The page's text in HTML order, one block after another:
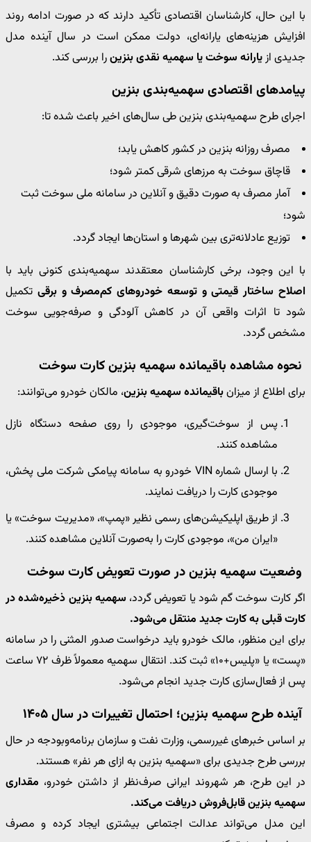
با این حال، کارشناسان اقتصادی تأکید دارند که در صورت ادامه روند
افزایش هزینه‌های یارانه‌ای، دولت ممکن است در سال آینده مدل
جدیدی ازیارانه سوخت یا سهمیه نقدی بنزینرا بررسی کند.
پیامدهای اقتصادی سهمیه‌بندی بنزین
اجرای طرح سهمیه‌بندی بنزین طی سال‌های اخیر باعث شده تا:
مصرف روزانه بنزین در کشور کاهش یابد؛
قاچاق سوخت به مرزهای شرقی کمتر شود؛
آمار مصرف به صورت دقیق و آنلاین در سامانه ملی سوخت ثبت
شود؛
توزیع عادلانه‌تری بین شهرها و استان‌ها ایجاد گردد.
با این وجود، برخی کارشناسان معتقدند سهمیه‌بندی کنونی باید با
اصلاح ساختار قیمتی و توسعه خودروهای کم‌مصرف و برقی تکمیل
شود تا اثرات واقعی آن در کاهش آلودگی و صرفه‌جویی سوخت
مشخص گردد.
نحوه مشاهده باقیمانده سهمیه بنزین کارت سوخت
برای اطلاع از میزانباقیمانده سهمیه بنزین، مالکان خودرو می‌توانند:
پس از سوخت‌گیری، موجودی را روی صفحه دستگاه نازل
مشاهده کنند.
با ارسال شماره VIN خودرو به سامانه پیامکی شرکت ملی پخش،
موجودی کارت را دریافت نمایند.
از طریق اپلیکیشن‌های رسمی نظیر «پمپ»، «مدیریت سوخت» یا
«ایران من»، موجودی کارت را به‌صورت آنلاین مشاهده کنند.
وضعیت سهمیه بنزین در صورت تعویض کارت سوخت
اگر کارت سوخت گم شود یا تعویض گردد، سهمیه بنزین ذخیره‌شده در
کارت قبلی به کارت جدید منتقل می‌شود.
برای این منظور، مالک خودرو باید درخواست صدور المثنی را در سامانه
«پست» یا «پلیس+۱۰» ثبت کند. انتقال سهمیه معمولاً ظرف ۷۲ ساعت
پس از فعال‌سازی کارت جدید انجام می‌شود.
آینده طرح سهمیه بنزین؛ احتمال تغییرات در سال ۱۴۰۵
بر اساس خبرهای غیررسمی، وزارت نفت و سازمان برنامه‌وبودجه در حال
بررسی طرح جدیدی برای «سهمیه بنزین به ازای هر نفر» هستند.
در این طرح، هر شهروند ایرانی صرف‌نظر از داشتن خودرو، مقداری
سهمیه بنزین قابل‌فروش دریافت می‌کند.
این مدل می‌تواند عدالت اجتماعی بیشتری ایجاد کرده و مصرف